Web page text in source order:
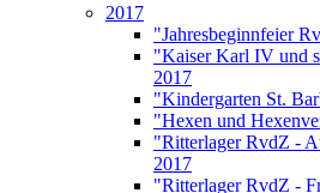
2017
"Jahresbeginnfeier
"Kaiser Karl IV und
2017
"Kindergarten St.
"Hexen und
"Ritterlager RvdZ -
2017
"Ritterlager RvdZ -